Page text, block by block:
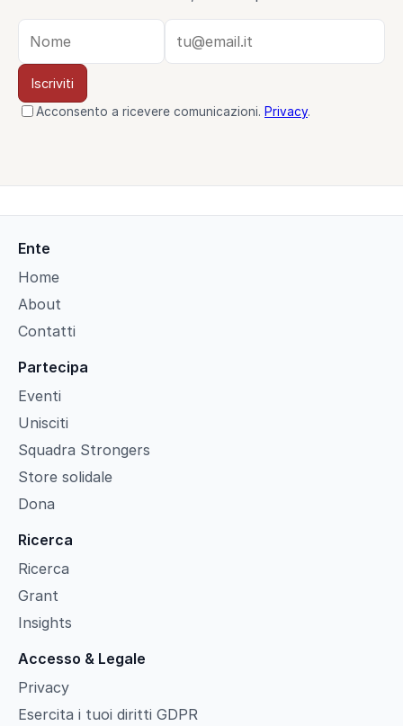
Iscriviti
Acconsento a ricevere comunicazioni. Privacy.
Ente
Home
About
Contatti
Partecipa
Eventi
Unisciti
Squadra Strongers
Store solidale
Dona
Ricerca
Ricerca
Grant
Insights
Accesso & Legale
Privacy
Esercita i tuoi diritti GDPR